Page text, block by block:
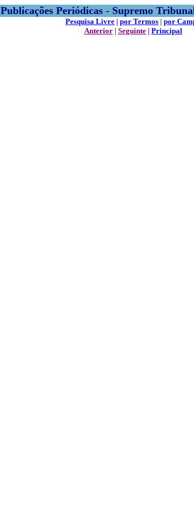
Publicações Periódicas - Supremo
Pesquisa Livre | por Termos | por
Anterior | Seguinte | Principal